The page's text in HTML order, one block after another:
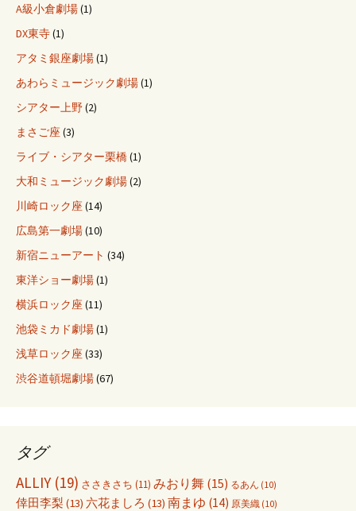
A級小倉劇場(1)
DX東寺(1)
アタミ銀座劇場(1)
あわらミュージック劇場(1)
シアター上野(2)
まさご座 (3)
ライブ・シアター栗橋(1)
大和ミュージック劇場(2)
川崎ロック座 (14)
広島第一劇場(10)
新宿ニューアート (34)
東洋ショー劇場(1)
横浜ロック座 (11)
池袋ミカド劇場(1)
浅草ロック座 (33)
渋谷道頓堀劇場(67)
タグ
ALLIY(19) ささきさち (11) みおり舞 (15) るあん (10)
倖田李梨 (13) 六花ましろ (13) 南まゆ (14) 原美織 (10)